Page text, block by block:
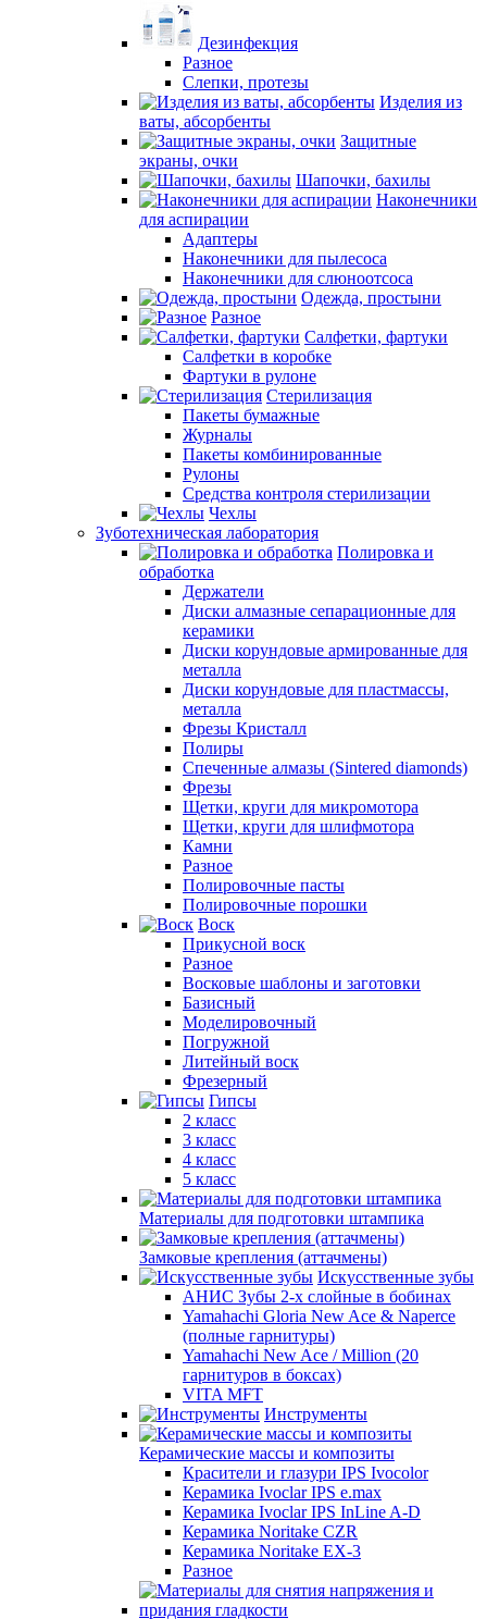
Дезинфекция
Разное
Слепки, протезы
Изделия из
ваты, абсорбенты
Защитные
экраны, очки
Шапочки, бахилы
Наконечники
для аспирации
Адаптеры
Наконечники для пылесоса
Наконечники для слюноотсоса
Одежда, простыни
Разное
Салфетки, фартуки
Салфетки в коробке
Фартуки в рулоне
Стерилизация
Пакеты бумажные
Журналы
Пакеты комбинированные
Рулоны
Средства контроля стерилизации
Чехлы
Зуботехническая лаборатория
Полировка и
обработка
Держатели
Диски алмазные сепарационные для
керамики
Диски корундовые армированные для
металла
Диски корундовые для пластмассы,
металла
Фрезы Кристалл
Полиры
Спеченные алмазы (Sintered diamonds)
Фрезы
Щетки, круги для микромотора
Щетки, круги для шлифмотора
Камни
Разное
Полировочные пасты
Полировочные порошки
Воск
Прикусной воск
Разное
Восковые шаблоны и заготовки
Базисный
Моделировочный
Погружной
Литейный воск
Фрезерный
Гипсы
2 класс
3 класс
4 класс
5 класс
Материалы для подготовки штампика
Замковые крепления (аттачмены)
Искусственные зубы
АНИС Зубы 2-х слойные в бобинах
Yamahachi Gloria New Ace & Naperce
(полные гарнитуры)
Yamahachi New Ace / Million (20
гарнитуров в боксах)
VITA MFT
Инструменты
Керамические массы и композиты
Красители и глазури IPS Ivocolor
Керамика Ivoclar IPS e.max
Керамика Ivoclar IPS InLine A-D
Керамика Noritake CZR
Керамика Noritake EX-3
Разное